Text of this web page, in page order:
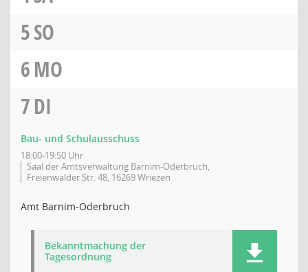
5SO
6MO
7DI
Bau- und Schulausschuss
18:00-19:50 Uhr
Saal der Amtsverwaltung Barnim-Oderbruch,
Freienwalder Str. 48, 16269 Wriezen
Amt Barnim-Oderbruch
Bekanntmachung der
Tagesordnung